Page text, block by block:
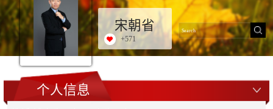
宋朝省
+571
个人信息